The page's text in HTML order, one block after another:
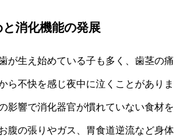
消化機能の発展
が生え始めている子も多く、歯茎の痛
ら不快を感じ夜中に泣くことがありま
影響で消化器官が慣れていない食材を
腹の張りやガス、胃食道逆流など身体